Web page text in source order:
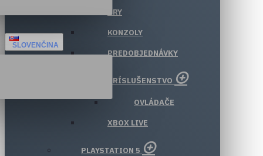
SLOVENČINA
HRY
KONZOLY
PREDOBJEDNÁVKY
PRÍSLUŠENSTVO
OVLÁDAČE
XBOX LIVE
PLAYSTATION 5